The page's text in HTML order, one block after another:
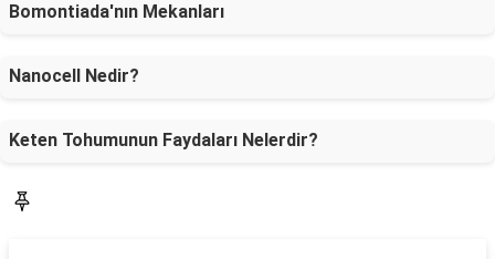
Bomontiada'nın Mekanları
Nanocell Nedir?
Keten Tohumunun Faydaları Nelerdir?